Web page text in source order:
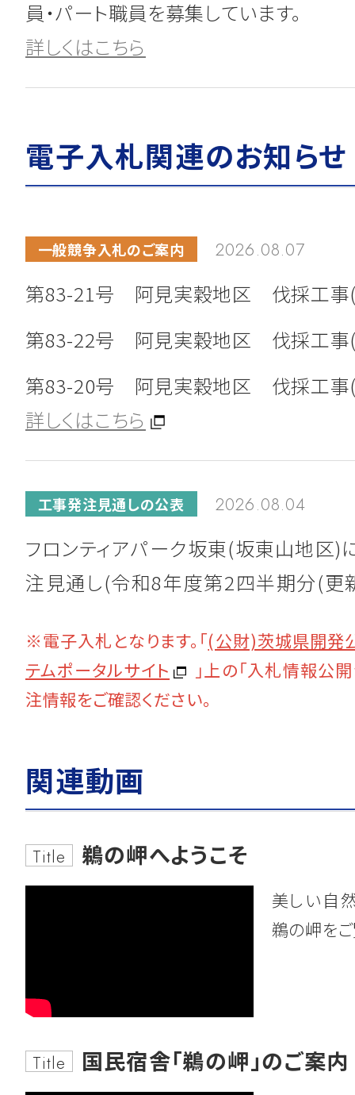
員・パート職員を募集しています。
詳しくはこちら
「稲敷工業団地」土地売買契約締結に
公募のお知らせ 2024.01.10
茨城空港ターミナルビルにおけるテ
（免税売店）の決定について
詳しくはこちら
お知らせ
「第99回 霞ヶ浦・北浦地域清掃大作
加しました。
お知らせ 2022.12.08
茨城県開発公社ビル デジタルサイネ
詳しくはこちら
お知らせ 2022.12.06
「水道出前教室」 を開催しました！
「建設フェスタ2022」 に出展しました
電子入札関連のお知らせ
一般競争入札のご案内 2026.08.07
第83-21号 阿見実穀地区 伐採工事
第83-22号 阿見実穀地区 伐採工事
第83-20号 阿見実穀地区 伐採工事
詳しくはこちら
工事発注見通しの公表 2026.08.04
フロンティアパーク坂東(坂東山地区)
注見通し(令和8年度第2四半期分(更
半期分)については、次のとおりです。
令和8年度工事の発注見通し一覧(R8
令和8年度工事の発注見通し一覧(R8
見
工事発注図(阿見)
2026.07.09
詳しくはこちら
※電子入札となります。「(公財)茨城県開発
テムポータルサイト
」上の「入札情報公開
注情報をご確認ください。
関連動画
Title 鵜の岬へようこそ
美しい自
鵜の岬を
Title 国民宿舎「鵜の岬」のご案内